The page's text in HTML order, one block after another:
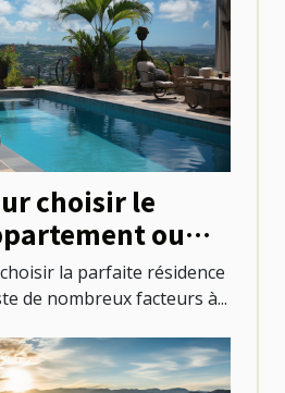
choisir le
ou
à Saint-
la parfaite résidence
de nombreux facteurs à...